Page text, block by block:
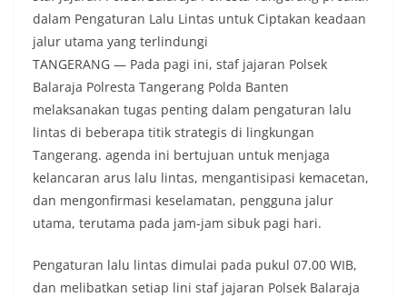
dalam Pengaturan Lalu Lintas untuk Ciptakan keadaan
jalur utama yang terlindungi
TANGERANG — Pada pagi ini, staf jajaran Polsek
Balaraja Polresta Tangerang Polda Banten
melaksanakan tugas penting dalam pengaturan lalu
lintas di beberapa titik strategis di lingkungan
Tangerang. agenda ini bertujuan untuk menjaga
kelancaran arus lalu lintas, mengantisipasi kemacetan,
dan mengonfirmasi keselamatan, pengguna jalur
utama, terutama pada jam-jam sibuk pagi hari.
Pengaturan lalu lintas dimulai pada pukul 07.00 WIB,
dan melibatkan setiap lini staf jajaran Polsek Balaraja